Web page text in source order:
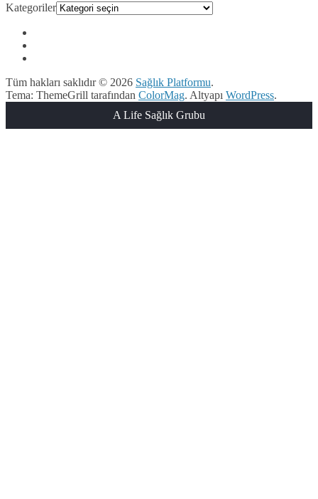
Kategoriler
Tüm hakları saklıdır © 2026 Sağlık Platformu.
Tema: ThemeGrill tarafından ColorMag. Altyapı WordPress.
A Life Sağlık Grubu